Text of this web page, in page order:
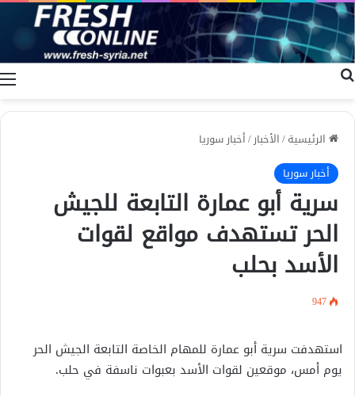
الرئيسية/الأخبار/أخبار سوريا
أخبار سوريا
سرية أبو عمارة التابعة للجيش
الحر تستهدف مواقع لقوات
الأسد بحلب
947
استهدفت سرية أبو عمارة للمهام الخاصة التابعة الجيش الحر
يوم أمس، موقعين لقوات الأسد بعبوات ناسفة في حلب.